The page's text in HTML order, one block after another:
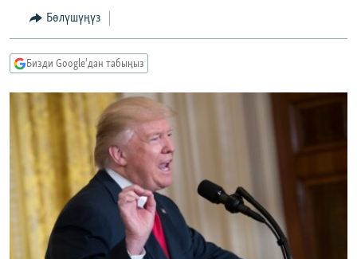
БҮГҮН АЗАТТЫКТА
ЭЖЕ-СИҢДИЛЕР
ЫҢГАЙСЫЗ СУРООЛОР
ПОДКАСТ
Русский
ОНЛАЙН ШЕРИНЕ
ЭЕ/АРнун бардык сайттары
Бөлүшүңүз
Бизди Google'дан табыңыз